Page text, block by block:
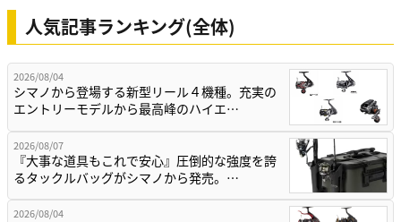
人気記事ランキング(全体)
2026/08/04
シマノから登場する新型リール４機種。充実の
エントリーモデルから最高峰のハイエ…
2026/08/07
『大事な道具もこれで安心』圧倒的な強度を誇
るタックルバッグがシマノから発売。…
2026/08/04